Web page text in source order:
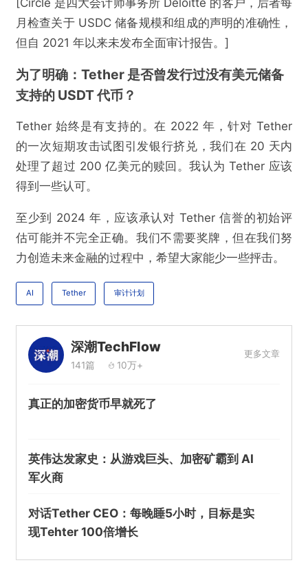
月检查关于 USDC 储备规模和组成的声明的准确性，
但自 2021 年以来未发布全面审计报告。]
为了明确：Tether 是否曾发行过没有美元储备
支持的 USDT 代币？
Tether 始终是有支持的。在 2022 年，针对 Tether
的一次短期攻击试图引发银行挤兑，我们在 20 天内
处理了超过 200 亿美元的赎回。我认为 Tether 应该
得到一些认可。
至少到 2024 年，应该承认对 Tether 信誉的初始评
估可能并不完全正确。我们不需要奖牌，但在我们努
力创造未来金融的过程中，希望大家能少一些抨击。
AI Tether 审计计划
深潮TechFlow
141篇 10万+
更多文章
真正的加密货币早就死了
英伟达发家史：从游戏巨头、加密矿霸到 AI
军火商
对话Tether CEO：每晚睡5小时，目标是实
现Tehter 100倍增长